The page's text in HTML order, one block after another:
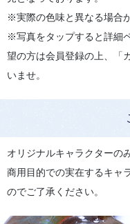
※実際の色味と異なる場合
※写真をタップすると詳細
望の方は会員登録の上、「
いませ。
オリジナルキャラクターの
商用目的での実在するキャ
のでご了承ください。